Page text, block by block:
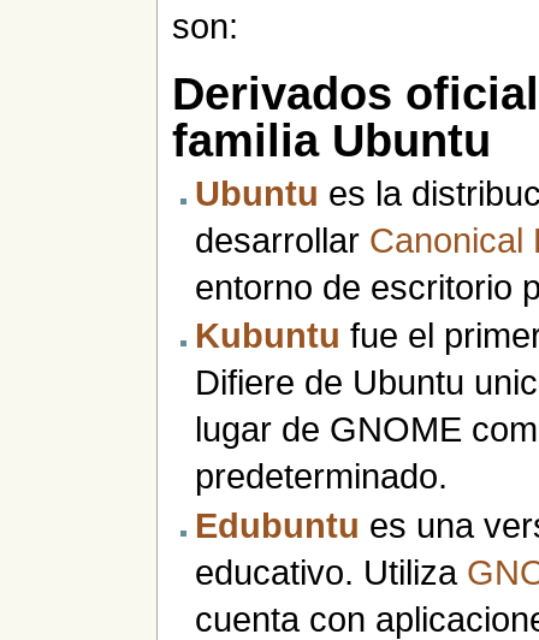
son:
Derivados
familia Ubuntu
Ubuntu es la
desarrollar Canonical
entorno de escritorio
Kubuntu fue el
Difiere de Ubuntu
lugar de GNOME
predeterminado.
Edubuntu es una
educativo. Utiliza
cuenta con